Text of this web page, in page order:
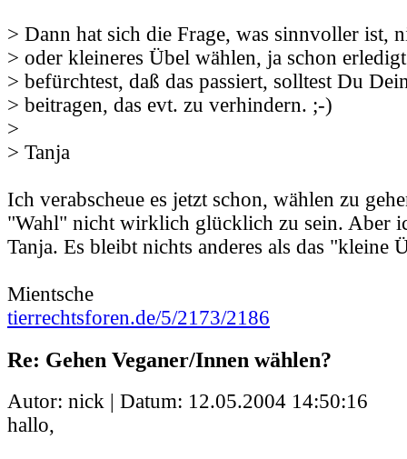
> Dann hat sich die Frage, was sinnvoller ist,
> oder kleineres Übel wählen, ja schon
> befürchtest, daß das passiert, solltest Du
> beitragen, das evt. zu verhindern. ;-)
>
> Tanja
Ich verabscheue es jetzt schon, wählen zu
"Wahl" nicht wirklich glücklich zu sein. Aber
Tanja. Es bleibt nichts anderes als das "kleine
Mientsche
tierrechtsforen.de/5/2173/2186
Re: Gehen Veganer/Innen wählen?
Autor: nick | Datum: 12.05.2004 14:50:16
hallo,